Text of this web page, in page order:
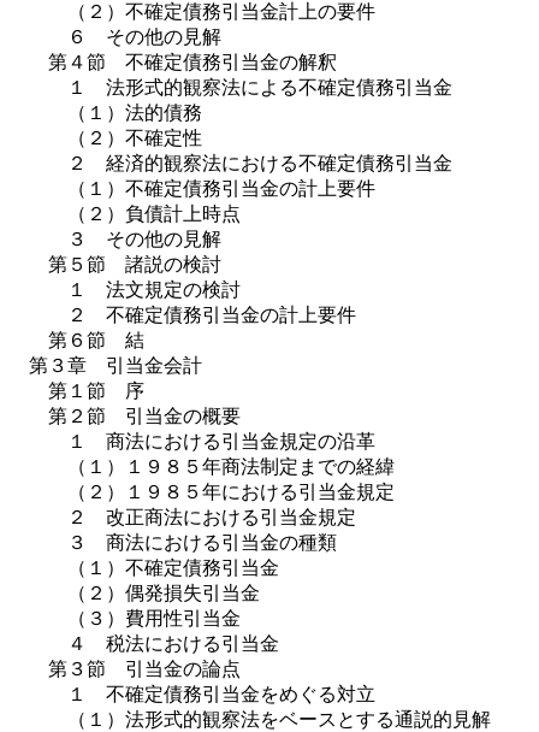
（２）不確定債務引当金計上の要件
６ その他の見解
第４節 不確定債務引当金の解釈
１ 法形式的観察法による不確定債務引当金
（１）法的債務
（２）不確定性
２ 経済的観察法における不確定債務引当金
（１）不確定債務引当金の計上要件
（２）負債計上時点
３ その他の見解
第５節 諸説の検討
１ 法文規定の検討
２ 不確定債務引当金の計上要件
第６節 結
第３章 引当金会計
第１節 序
第２節 引当金の概要
１ 商法における引当金規定の沿革
（１）１９８５年商法制定までの経緯
（２）１９８５年における引当金規定
２ 改正商法における引当金規定
３ 商法における引当金の種類
（１）不確定債務引当金
（２）偶発損失引当金
（３）費用性引当金
４ 税法における引当金
第３節 引当金の論点
１ 不確定債務引当金をめぐる対立
（１）法形式的観察法をベースとする通説的見解